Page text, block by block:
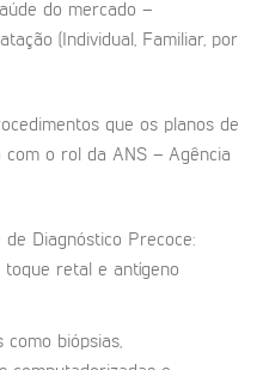
do mercado –
(Individual, Familiar, por
que os planos de
o rol da ANS – Agência
Diagnóstico Precoce:
toque retal e antígeno
como biópsias,